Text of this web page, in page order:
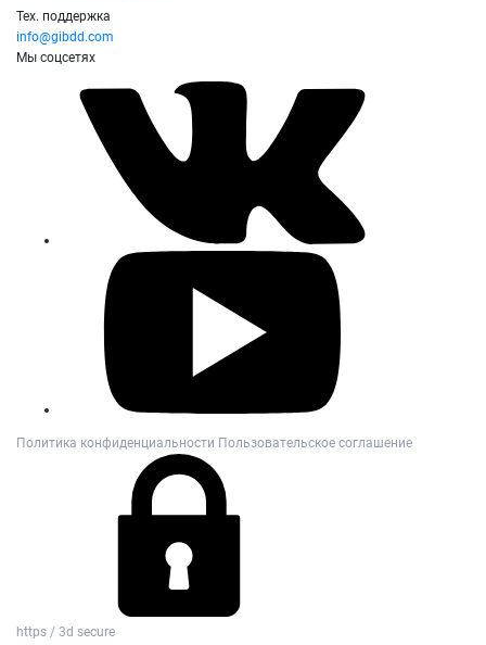
Тех. поддержка
info@gibdd.com
Мы соцсетях
Политика конфиденциальности Пользовательское соглашение
https / 3d secure